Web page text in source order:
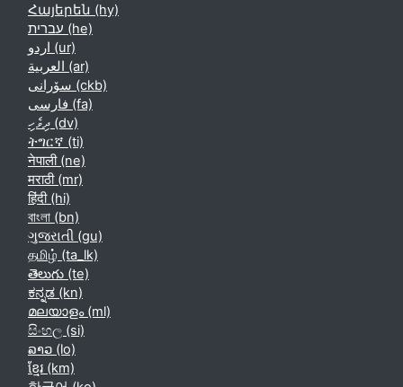
Հայերեն ‎(hy)‎
עברית ‎(he)‎
اردو ‎(ur)‎
العربية ‎(ar)‎
سۆرانی ‎(ckb)‎
فارسی ‎(fa)‎
ދިވެހި ‎(dv)‎
ትግርኛ ‎(ti)‎
नेपाली ‎(ne)‎
मराठी ‎(mr)‎
हिंदी ‎(hi)‎
বাংলা ‎(bn)‎
ગુજરાતી ‎(gu)‎
தமிழ் ‎(ta_lk)‎
తెలుగు ‎(te)‎
ಕನ್ನಡ ‎(kn)‎
മലയാളം ‎(ml)‎
සිංහල ‎(si)‎
ລາວ ‎(lo)‎
ខ្មែរ ‎(km)‎